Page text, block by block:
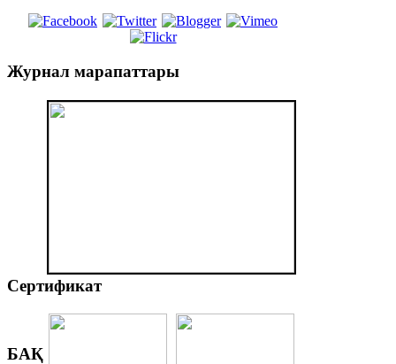
Журнал марапаттары
Сертификат
БАҚ